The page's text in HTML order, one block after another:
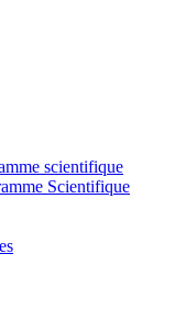
scientifique
Scientifique